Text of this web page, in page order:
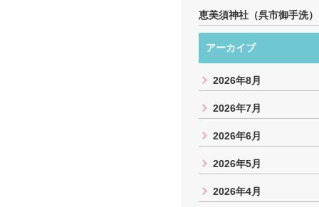
恵美須神社（呉市御手洗）
アーカイブ
2026年8月
2026年7月
2026年6月
2026年5月
2026年4月